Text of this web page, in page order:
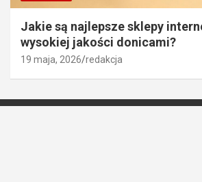
Jakie są najlepsze sklepy
wysokiej jakości donicami?
19 maja, 2026 redakcja